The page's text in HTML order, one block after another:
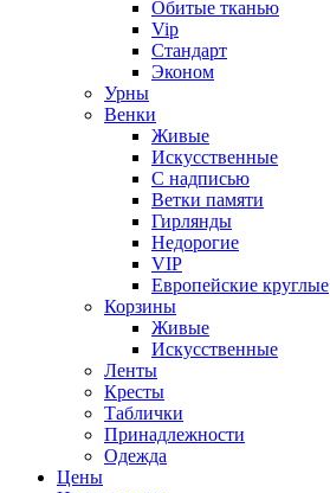
Обитые тканью
Vip
Стандарт
Эконом
Урны
Венки
Живые
Искусственные
С надписью
Ветки памяти
Гирлянды
Недорогие
VIP
Европейские круглые
Корзины
Живые
Искусственные
Ленты
Кресты
Таблички
Принадлежности
Одежда
Цены